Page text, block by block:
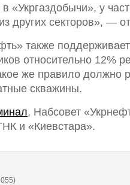
«Укргаздобычи», у
других секторов», —
также
относительно 12%
же правило должно
скважины.
, Набсовет
и «Киевстара».